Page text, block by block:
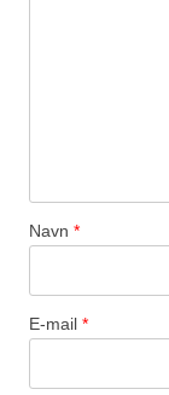
Navn *
E-mail *